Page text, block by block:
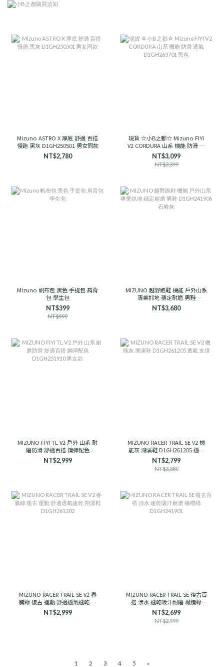
Mizuno ASTRO X 厚底 舒適 百搭
慢跑 黑灰 D1GH250501 男女同款
NT$2,780
現貨 ☆小B之都☆ Mizuno FIYI
V2 CORDURA 山系 機能 防滑 透
氣 D1GH263701 黑色
NT$3,099
NT$3,399
Mizuno 帆布包 黑色 手提包 肩背
包 學生包
NT$399
NT$999
MIZUNO 越野跑鞋 機能 戶外山系
專業抓地 穩定耐磨 男鞋
D1GH241906 石岩灰
NT$3,680
MIZUNO FIYI TL V2 戶外 山系 耐
磨防滑 舒適百搭 鋼彈配色
D1GH251910 男女款
NT$2,999
MIZUNO RACER TRAIL SE V2 機
能灰 溯溪鞋 D1GH261205 透氣
支撐
NT$2,799
NT$3,380
MIZUNO RACER TRAIL SE V2 春
騰綠 復古 運動 舒適透氣速乾 朔
溪鞋 D1GH261202
NT$2,999
MIZUNO RACER TRAIL SE 復古百
搭 涉水 速乾吸汗耐磨 橄欖綠
D1GH241901
NT$2,699
NT$2,999
1 2 3 4 5 »